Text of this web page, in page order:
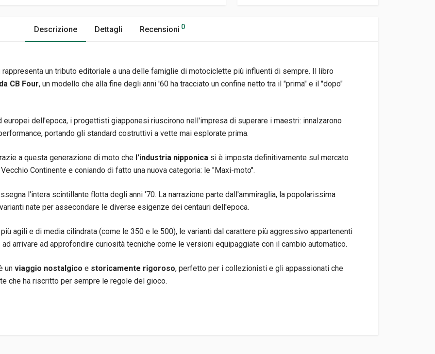
Descrizione Dettagli Recensioni 0
rappresenta un tributo editoriale a una delle famiglie di motociclette più influenti di sempre. Il libro
CB Four, un modello che alla fine degli anni '60 ha tracciato un confine netto tra il "prima" e il "dopo"
dell'epoca, i progettisti giapponesi riuscirono nell'impresa di superare i maestri: innalzarono
portando gli standard costruttivi a vette mai esplorate prima.
a questa generazione di moto che l'industria nipponica si è imposta definitivamente sul mercato
Continente e coniando di fatto una nuova categoria: le "Maxi-moto".
l'intera scintillante flotta degli anni '70. La narrazione parte dall'ammiraglia, la popolarissima
nate per assecondare le diverse esigenze dei centauri dell'epoca.
agili e di media cilindrata (come le 350 e le 500), le varianti dal carattere più aggressivo appartenenti
arrivare ad approfondire curiosità tecniche come le versioni equipaggiate con il cambio automatico.
un viaggio nostalgico e storicamente rigoroso, perfetto per i collezionisti e gli appassionati che
che ha riscritto per sempre le regole del gioco.